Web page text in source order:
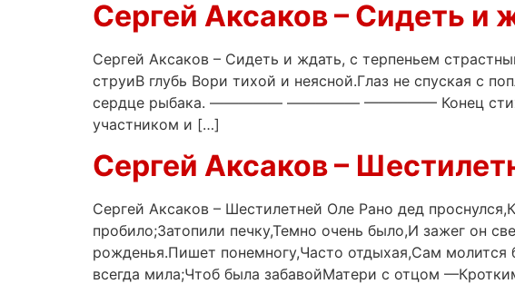
Сергей Аксаков – Сидеть и
Сергей Аксаков – Сидеть и ждать, с терпеньем
струиВ глубь Вори тихой и неясной.Глаз не спуская с
сердце рыбака. ————— ————— ————— Конец
участником и […]
Сергей Аксаков –
Сергей Аксаков – Шестилетней Оле Рано дед
пробило;Затопили печку,Темно очень было,И зажег он
рожденья.Пишет понемногу,Часто отдыхая,Сам
всегда мила;Чтоб была забавойМатери с отцом